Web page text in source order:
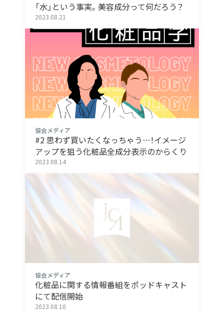
「水」という事実。美容成分って何だろう？
2023.08.21
協会メディア
#2 思わず買いたくなっちゃう…！イメージ
アップを狙う化粧品全成分表示のからくり
2023.08.14
協会メディア
化粧品に関する情報番組をポッドキャスト
にて配信開始
2023.08.10